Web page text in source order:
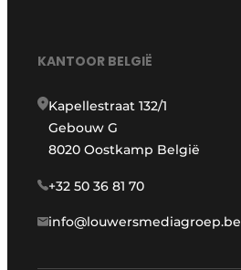
KANTOOR BELGIË
Kapellestraat 132/1
Gebouw G
8020 Oostkamp België
+32 50 36 81 70
info@louwersmediagroep.be